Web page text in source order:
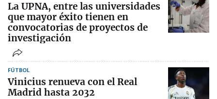
La UPNA, entre las universidades
que mayor éxito tienen en
convocatorias de proyectos de
investigación
FÚTBOL
Vinicius renueva con el Real
Madrid hasta 2032